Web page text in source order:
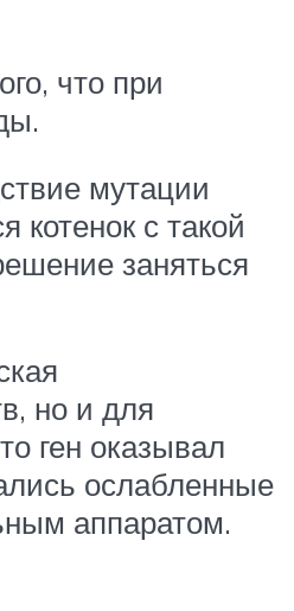
что при
мутации
котенок с такой
заняться
но и для
ген оказывал
ослабленные
аппаратом.